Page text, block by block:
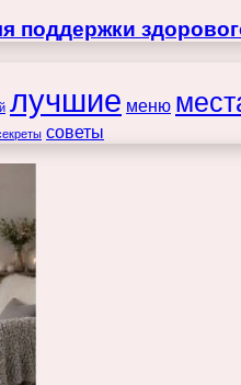
поддержки
лучшие меню
советы